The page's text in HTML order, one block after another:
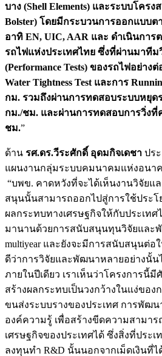
บาง (Shell Elements) และระบบโคร
Bolster) โดยมีกระบวนการออกแบบ
อาทิ EN, UIC, AAR และ ดำเนินกา
รถไฟแห่งประเทศไทย ซึ่งที่ผ่านมาที
(Performance Tests) ของรถไฟอย่าง
Water Tightness Test และการ
กม. รวมถึงผ่านการทดสอบระบบหยุด
กม./ชม. และผ่านการทดสอบการวิ่งที่
ชม.”
ด้าน รศ.ดร.วีระศักดิ์ อุดมกิจเดชา ปร
แผนงานกลุ่มระบบคมนาคมแห่งอนา
“บพข. คาดหวังที่จะได้เห็นงานวิจัยแ
สนุนนั้นสามารถออกไปสู่การใช้ประ
ผลกระทบทางเศรษฐกิจให้กับประเทศ
มานานด้วยการสนับสนุนทุนวิจัยและ
multiyear และยังจะมีการสนับสนุนต่อ
ดีว่าการวิจัยและพัฒนาหลายอย่างนั้น
ภายในปีเดียว เราเห็นว่าโครงการนี้
สร้างผลกระทบเป็นวงกว้างในแง่ขอ
ขนส่งระบบรางของประเทศ การพัฒ
องค์ความรู้ เพื่อสร้างขีดความสามา
เศรษฐกิจของประเทศได้ ซึ่งสิ่งที่ประ
ลงทุนทำ R&D นั้นนอกจากเม็ดเงินที่ไ